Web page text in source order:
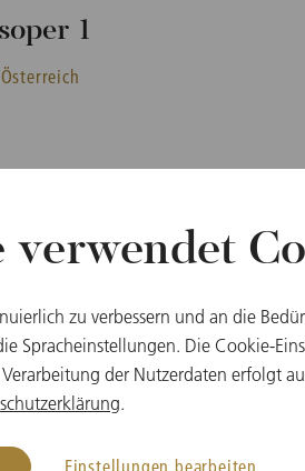
1
3
verwendet
zu verbessern und an die
Spracheinstellungen. Die Cookie-
der Nutzerdaten erfolgt
.
Einstellungen bearbeiten